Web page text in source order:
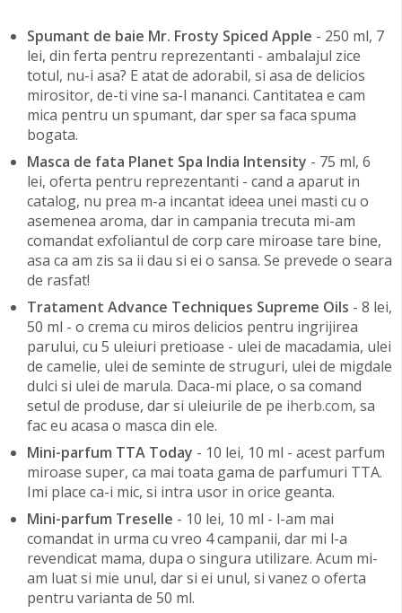
Spumant de baie Mr. Frosty Spiced Apple - 250 ml, 7
lei, din ferta pentru reprezentanti - ambalajul zice
totul, nu-i asa? E atat de adorabil, si asa de delicios
mirositor, de-ti vine sa-l mananci. Cantitatea e cam
mica pentru un spumant, dar sper sa faca spuma
bogata.
Masca de fata Planet Spa India Intensity - 75 ml, 6
lei, oferta pentru reprezentanti - cand a aparut in
catalog, nu prea m-a incantat ideea unei masti cu o
asemenea aroma, dar in campania trecuta mi-am
comandat exfoliantul de corp care miroase tare bine,
asa ca am zis sa ii dau si ei o sansa. Se prevede o seara
de rasfat!
Tratament Advance Techniques Supreme Oils - 8 lei,
50 ml - o crema cu miros delicios pentru ingrijirea
parului, cu 5 uleiuri pretioase - ulei de macadamia, ulei
de camelie, ulei de seminte de struguri, ulei de migdale
dulci si ulei de marula. Daca-mi place, o sa comand
setul de produse, dar si uleiurile de pe iherb.com, sa
fac eu acasa o masca din ele.
Mini-parfum TTA Today - 10 lei, 10 ml - acest parfum
miroase super, ca mai toata gama de parfumuri TTA.
Imi place ca-i mic, si intra usor in orice geanta.
Mini-parfum Treselle - 10 lei, 10 ml - l-am mai
comandat in urma cu vreo 4 campanii, dar mi l-a
revendicat mama, dupa o singura utilizare. Acum mi-
am luat si mie unul, dar si ei unul, si vanez o oferta
pentru varianta de 50 ml.